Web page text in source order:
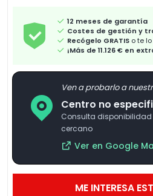
12 meses de garantía
Costes de gestión y
Recógelo GRATIS o te
¡Más de 11.126 € en
Ven a probarlo a
Centro no
Consulta
cercano
Ver en Google
ME INTERESA